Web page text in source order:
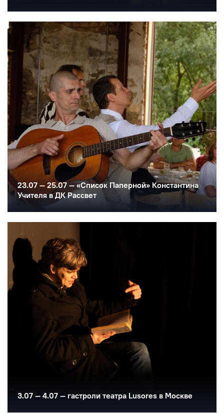
23.07 — 25.07 — «Список Паперной» Константина
Учителя в ДК Рассвет
3.07 — 4.07 — гастроли театра Lusores в Москве